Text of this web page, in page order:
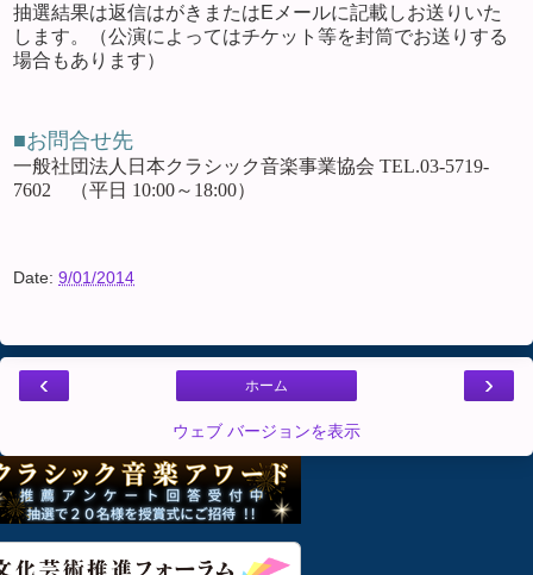
抽選結果は返信はがきまたはEメールに記載しお送りいた
します。（公演によってはチケット等を封筒でお送りする
場合もあります）
■お問合せ先
一般社団法人日本クラシック音楽事業協会 TEL.03-5719-
7602 （平日 10:00～18:00）
Date: 9/01/2014
‹ ›
ホーム
ウェブ バージョンを表示